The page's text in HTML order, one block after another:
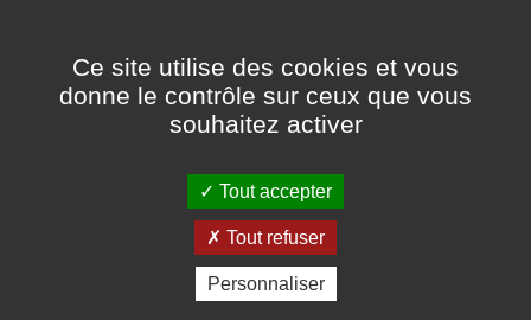
Ce site utilise des cookies et vous
donne le contrôle sur ceux que vous
souhaitez activer
Tout accepter
Tout refuser
Personnaliser